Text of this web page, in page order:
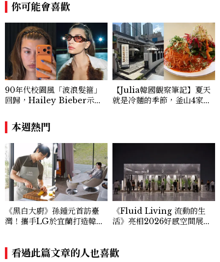
pella、Mandarin Oriental、JOAL
I、Raffles、Banyan Tree、IHG、Ma
rriott等頂級飯店集團。 策劃並執行超過7
0篇深度專題「MC開房間」、260 篇以上
「玩咖懶人包」盤點類文章，致力用專業視
角提供讀者最新話題、兼具風格與實用的高
品質生活旅遊靈感內容。 Contact：ben
ny_yang@mctw.com.tw
你可能會喜歡
90年代校園風「波浪髮箍」
回歸，Hailey Bieber示範
u髮箍未開賣先爆紅！
【Julia韓國觀察筆記】夏天
就是冷麵的季節，釜山4家必
本週熱門
《黑白大廚》孫鍾元首訪臺
灣！攜手LG於宜蘭打造韓式
《Fluid Living 流動的生
活》亮相2026好感空間展！
看過此篇文章的人也喜歡